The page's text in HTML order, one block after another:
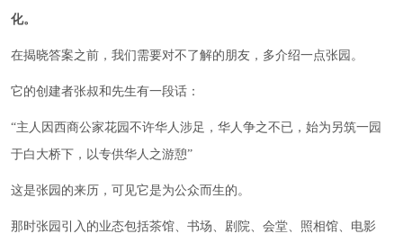
化。
在揭晓答案之前，我们需要对不了解的朋友，多介绍一点张园。
它的创建者张叔和先生有一段话：
“主人因西商公家花园不许华人涉足，华人争之不已，始为另筑一园
于白大桥下，以专供华人之游憩”
这是张园的来历，可见它是为公众而生的。
那时张园引入的业态包括茶馆、书场、剧院、会堂、照相馆、电影